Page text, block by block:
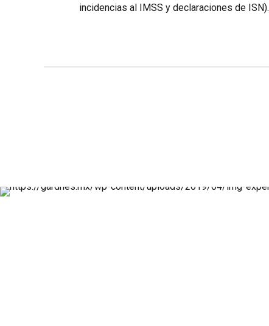
incidencias al IMSS y declaraciones de ISN).